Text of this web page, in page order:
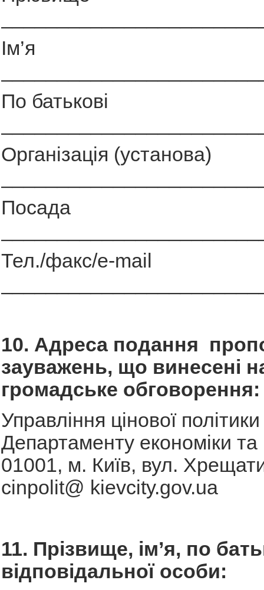
Ім’я
По батькові
Організація (установа)
Посада
Тел./факс/e-mail
10. Адреса подання
зауважень, що винесені
громадське обговорення:
Управління цінової політики
Департаменту економіки та
01001, м. Київ, вул.
cinpolit@ kievcity.gov.ua
11. Прізвище, ім’я, по
відповідальної особи: